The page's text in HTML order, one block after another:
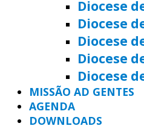
Diocese
Diocese
Diocese
Diocese
Diocese
MISSÃO AD GENTES
AGENDA
DOWNLOADS